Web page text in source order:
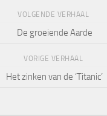
VOLGENDE VERHAAL
De groeiende Aarde
VORIGE VERHAAL
Het zinken van de ‘Titanic’